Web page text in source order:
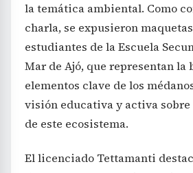
la temática ambiental. Como
charla, se expusieron
estudiantes de la Escuela
Mar de Ajó, que representan
elementos clave de los
visión educativa y activa
de este ecosistema.
El licenciado Tettamanti